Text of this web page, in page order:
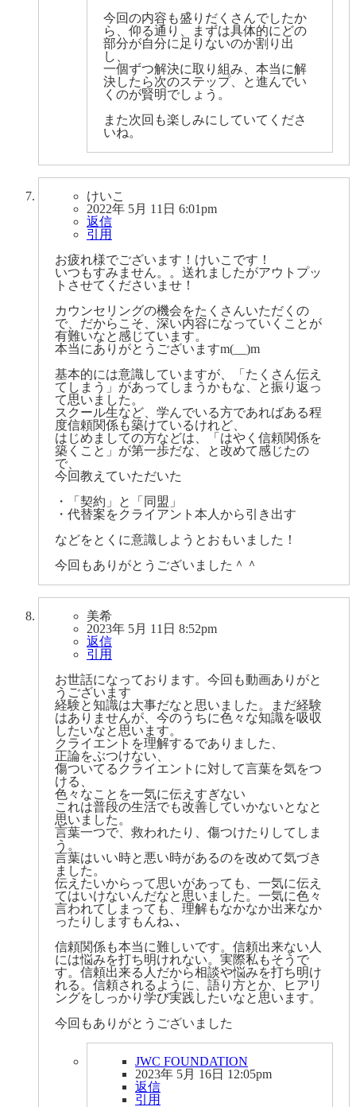
今回の内容も盛りだくさんでしたか
ら、仰る通り、まずは具体的にどの
部分が自分に足りないのか割り出
し、
一個ずつ解決に取り組み、本当に解
決したら次のステップ、と進んでい
くのが賢明でしょう。
また次回も楽しみにしていてくださ
いね。
けいこ
2022年 5月 11日 6:01pm
返信
引用
お疲れ様でございます！けいこです！
いつもすみません。。送れましたがアウトプッ
トさせてくださいませ！
カウンセリングの機会をたくさんいただくの
で、だからこそ、深い内容になっていくことが
有難いなと感じています。
本当にありがとうございますm(__)m
基本的には意識していますが、「たくさん伝え
てしまう」があってしまうかもな、と振り返っ
て思いました。
スクール生など、学んでいる方であればある程
度信頼関係も築けているけれど、
はじめましての方などは、「はやく信頼関係を
築くこと」が第一歩だな、と改めて感じたの
で、
今回教えていただいた
・「契約」と「同盟」
・代替案をクライアント本人から引き出す
などをとくに意識しようとおもいました！
今回もありがとうございました＾＾
美希
2023年 5月 11日 8:52pm
返信
引用
お世話になっております。今回も動画ありがと
うございます
経験と知識は大事だなと思いました。まだ経験
はありませんが、今のうちに色々な知識を吸収
したいなと思います。
クライエントを理解するでありました、
正論をぶつけない、
傷ついてるクライエントに対して言葉を気をつ
ける、
色々なことを一気に伝えすぎない
これは普段の生活でも改善していかないとなと
思いました。
言葉一つで、救われたり、傷つけたりしてしま
う。
言葉はいい時と悪い時があるのを改めて気づき
ました。
伝えたいからって思いがあっても、一気に伝え
てはいけないんだなと思いました。一気に色々
言われてしまっても、理解もなかなか出来なか
ったりしますもんね､､
信頼関係も本当に難しいです。信頼出来ない人
には悩みを打ち明けれない。実際私もそうで
す。信頼出来る人だから相談や悩みを打ち明け
れる。信頼されるように、語り方とか、ヒアリ
ングをしっかり学び実践したいなと思います。
今回もありがとうございました
JWC FOUNDATION
2023年 5月 16日 12:05pm
返信
引用